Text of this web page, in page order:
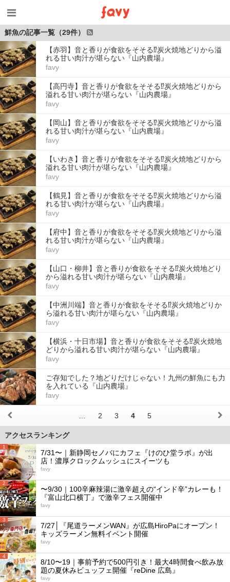
鮮魚の記事一覧（29件）
【赤羽】音と香りが食欲をそそる⁉︎炭火焼地どりから溢
れる甘い肉汁が堪らない『山内農場』
favy
【高円寺】音と香りが食欲をそそる⁉︎炭火焼地どりから
溢れる甘い肉汁が堪らない『山内農場』
favy
【岡山】音と香りが食欲をそそる⁉︎炭火焼地どりから溢
れる甘い肉汁が堪らない『山内農場』
favy
【いわき】音と香りが食欲をそそる⁉︎炭火焼地どりから
溢れる甘い肉汁が堪らない『山内農場』
favy
【鶴見】音と香りが食欲をそそる⁉︎炭火焼地どりから溢
れる甘い肉汁が堪らない『山内農場』
favy
【府中】音と香りが食欲をそそる⁉︎炭火焼地どりから溢
れる甘い肉汁が堪らない『山内農場』
favy
【山口・柳井】音と香りが食欲をそそる⁉︎炭火焼地どり
から溢れる甘い肉汁が堪らない『山内農場』
favy
【中洲川端】音と香りが食欲をそそる⁉︎炭火焼地どりか
ら溢れる甘い肉汁が堪らない『山内農場』
favy
【横浜・十日市場】音と香りが食欲をそそる⁉︎炭火焼地
どりから溢れる甘い肉汁が堪らない『山内農場』
favy
ご存知でした？地どりだけじゃない！九州の鮮魚にも力
を入れている『山内農場』
favy
2 3 4 5
アクセスランキング
1
7/31〜｜新静岡セノバにカフェ『けのひ堂ラボ』が出
店！濃厚クロックムッシュにスイーツも
favy
2
〜9/30｜100辛麻辣湯に激辛超えの“インド辛”カレーも！
『富山北口横丁』で激辛フェス開催中
favy
3
7/27│『尾道ラーメンWAN』が広島HiroPaにオープン！
キッズラーメン無料イベント開催
favy
4
8/10〜19｜事前予約で500円引き！最大4時間食べ飲み放
題の夏休みビュッフェ開催『reDine 広島』
favy